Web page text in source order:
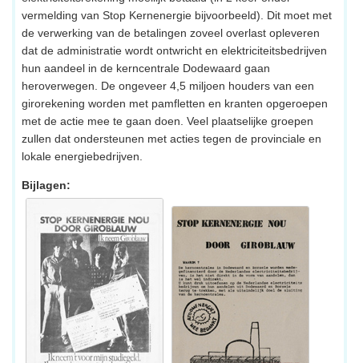
vermelding van Stop Kernenergie bijvoorbeeld). Dit moet met
de verwerking van de betalingen zoveel overlast opleveren
dat de administratie wordt ontwricht en elektriciteitsbedrijven
hun aandeel in de kerncentrale Dodewaard gaan
heroverwegen. De ongeveer 4,5 miljoen houders van een
girorekening worden met pamfletten en kranten opgeroepen
met de actie mee te gaan doen. Veel plaatselijke groepen
zullen dat ondersteunen met acties tegen de provinciale en
lokale energiebedrijven.
Bijlagen: